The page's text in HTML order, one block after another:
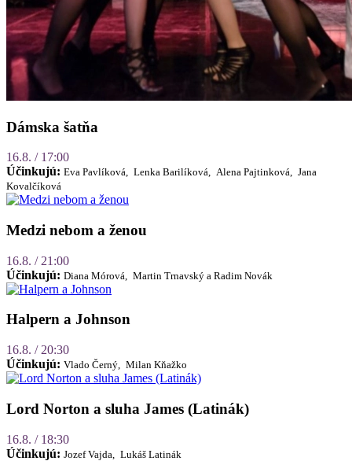
Dámska šatňa
16.8. / 17:00
Účinkujú: Eva Pavlíková, Lenka Barilíková, Alena Pajtinková, Jana
Kovalčíková
Medzi nebom a ženou
16.8. / 21:00
Účinkujú: Diana Mórová, Martin Trnavský a Radim Novák
Halpern a Johnson
16.8. / 20:30
Účinkujú: Vlado Černý, Milan Kňažko
Lord Norton a sluha James (Latinák)
16.8. / 18:30
Účinkujú: Jozef Vajda, Lukáš Latinák